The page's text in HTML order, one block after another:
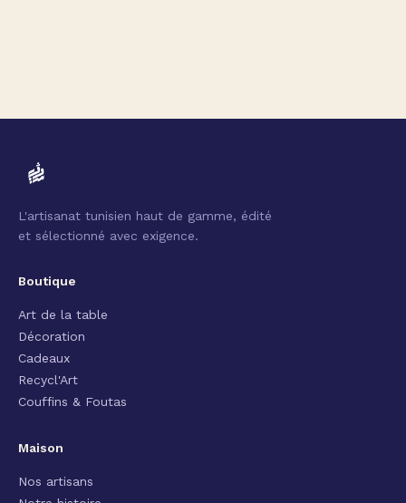
L'artisanat tunisien haut de gamme, édité
et sélectionné avec exigence.
Boutique
Art de la table
Décoration
Cadeaux
Recycl'Art
Couffins & Foutas
Maison
Nos artisans